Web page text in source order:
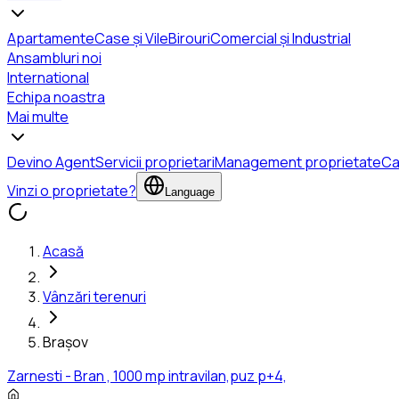
ApartamenteCase și VileBirouriComercial și Industrial
Ansambluri noi
International
Echipa noastra
Mai multe
Devino AgentServicii proprietariManagement proprietate
Vinzi o proprietate?
Language
Acasă
Vânzări terenuri
Brașov
Zarnesti - Bran , 1000 mp intravilan,puz p+4,